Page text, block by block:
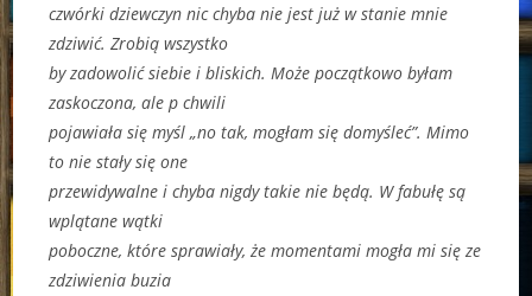
czwórki dziewczyn nic chyba nie jest już w stanie mnie
zdziwić. Zrobią wszystko
by zadowolić siebie i bliskich. Może początkowo byłam
zaskoczona, ale p chwili
pojawiała się myśl „no tak, mogłam się domyśleć”. Mimo
to nie stały się one
przewidywalne i chyba nigdy takie nie będą. W fabułę są
wplątane wątki
poboczne, które sprawiały, że momentami mogła mi się ze
zdziwienia buzia